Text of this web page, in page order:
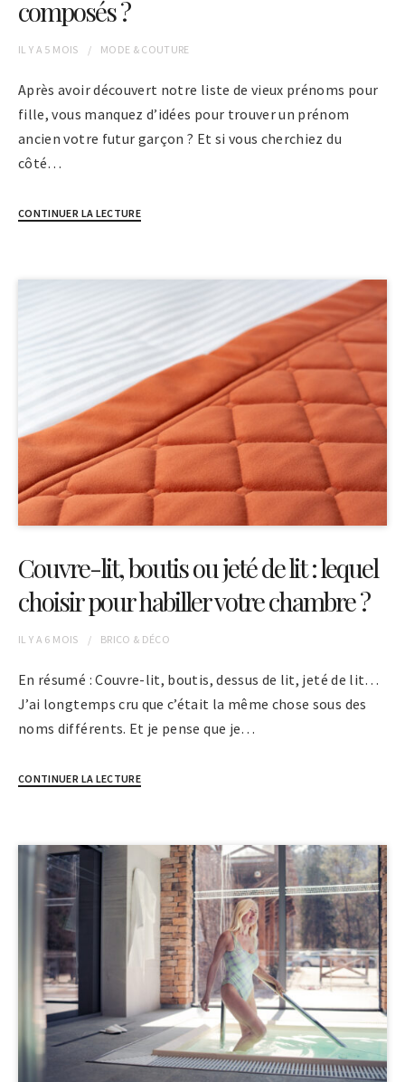
composés ?
IL Y A 5 MOIS MODE & COUTURE
Après avoir découvert notre liste de vieux prénoms pour
fille, vous manquez d’idées pour trouver un prénom
ancien votre futur garçon ? Et si vous cherchiez du
côté…
CONTINUER LA LECTURE
Couvre-lit, boutis ou jeté de lit : lequel
choisir pour habiller votre chambre ?
IL Y A 6 MOIS BRICO & DÉCO
En résumé : Couvre-lit, boutis, dessus de lit, jeté de lit…
J’ai longtemps cru que c’était la même chose sous des
noms différents. Et je pense que je…
CONTINUER LA LECTURE